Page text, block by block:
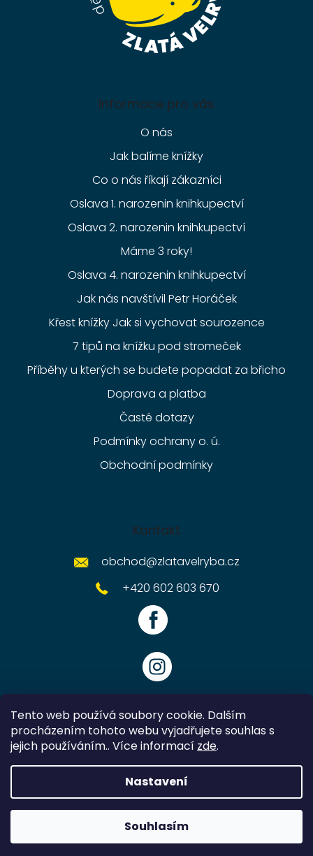
Tento web používá soubory cookie. Dalším
procházením tohoto webu vyjadřujete souhlas s
jejich používáním.. Více informací zde.
Nastavení
Souhlasím
Informace pro vás
O nás
Jak balíme knížky
Co o nás říkají zákazníci
Oslava 1. narozenin knihkupectví
Oslava 2. narozenin knihkupectví
Máme 3 roky!
Oslava 4. narozenin knihkupectví
Jak nás navštívil Petr Horáček
Křest knížky Jak si vychovat sourozence
7 tipů na knížku pod stromeček
Příběhy u kterých se budete popadat za břicho
Doprava a platba
Časté dotazy
Podmínky ochrany o. ú.
Obchodní podmínky
Kontakt
obchod@zlatavelryba.cz
+420 602 603 670
Vytvořil Shoptet
Zlatavelryba.cz. Všechna práva vyhrazena.